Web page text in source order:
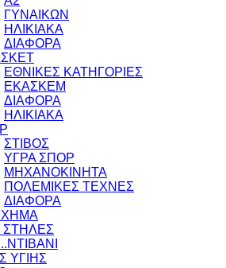
ΓΥΝΑΙΚΩΝ
ΗΛΙΚΙΑΚΑ
ΔΙΑΦΟΡΑ
ΕΘΝΙΚΕΣ ΚΑΤΗΓΟΡΙΕΣ
ΕΚΑΣΚΕΜ
ΔΙΑΦΟΡΑ
ΗΛΙΚΙΑΚΑ
ΣΤΙΒΟΣ
ΥΓΡΑ ΣΠΟΡ
ΜΗΧΑΝΟΚΙΝΗΤΑ
ΠΟΛΕΜΙΚΕΣ ΤΕΧΝΕΣ
ΔΙΑΦΟΡΑ
ΣΤΗΛΕΣ
ΥΓΙΗΣ